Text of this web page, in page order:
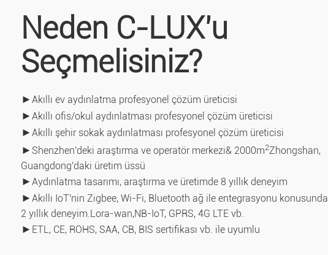
Neden C-LUX'u
Seçmelisiniz?
► Akıllı ev aydınlatma profesyonel çözüm üreticisi
► Akıllı ofis/okul aydınlatması profesyonel çözüm üreticisi
► Akıllı şehir sokak aydınlatması profesyonel çözüm üreticisi
► Shenzhen'deki araştırma ve operatör merkezi& 2000m2Zhongshan,
Guangdong'daki üretim üssü
► Aydınlatma tasarımı, araştırma ve üretimde 8 yıllık deneyim
► Akıllı IoT'nin Zigbee, Wi-Fi, Bluetooth ağ ile entegrasyonu konusunda
2 yıllık deneyim.Lora-wan,NB-IoT, GPRS, 4G LTE vb.
► ETL, CE, ROHS, SAA, CB, BIS sertifikası vb. ile uyumlu